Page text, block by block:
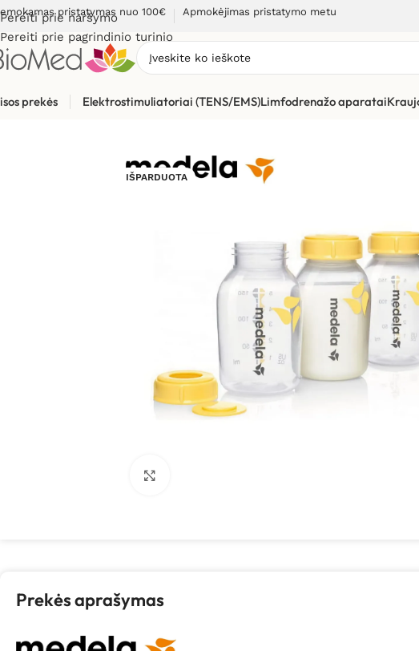
Pereiti prie naršymo
Pereiti prie pagrindinio turinio
pristatymas nuo 100€ Apmokėjimas pristatymo metu
prekės Elektrostimuliatoriai (TENS/EMS)Limfodrenažo aparatai
Mamai ir vaikui
IŠPARDUOTA
Prekės aprašymas